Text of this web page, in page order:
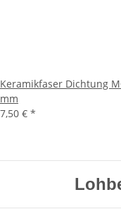
Keramikfaser Dichtung
mm
7,50 € *